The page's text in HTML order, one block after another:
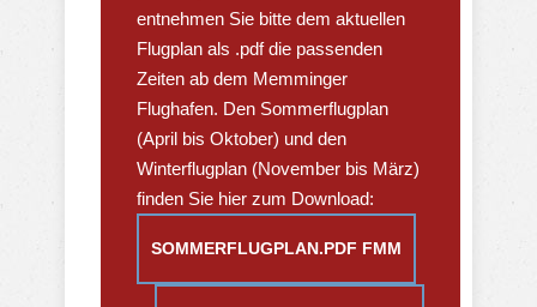
entnehmen Sie bitte dem aktuellen
Flugplan als .pdf die passenden
Zeiten ab dem Memminger
Flughafen. Den Sommerflugplan
(April bis Oktober) und den
Winterflugplan (November bis März)
finden Sie hier zum Download:
SOMMERFLUGPLAN.PDF FMM